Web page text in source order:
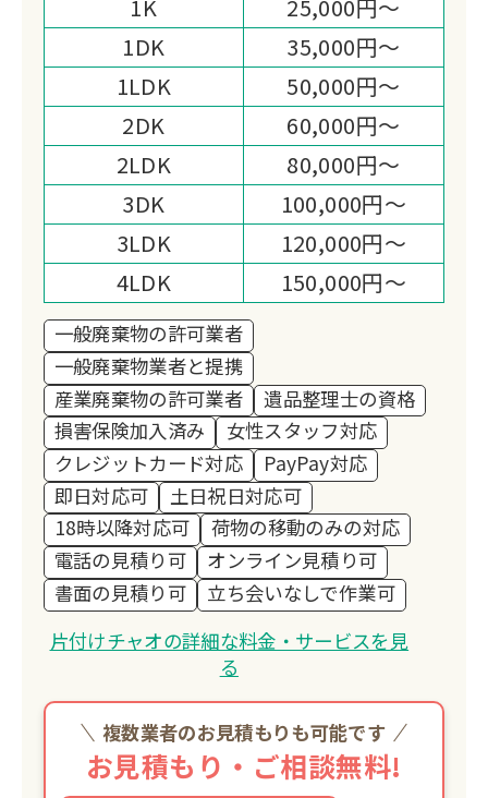
合でも全て対応いたします。
女性スタッフも在籍しております。
女性だからこそできる気配りや丁寧な作
業をいたしますので、どうぞお気軽にお
申し付けください。
また他社では買取り出来ない様なモノで
も高額にて買取り出来る場合がございま
すので何でもご相談ください！
1K
25,000円～
1DK
35,000円～
1LDK
50,000円～
2DK
60,000円～
2LDK
80,000円～
3DK
100,000円～
3LDK
120,000円～
4LDK
150,000円～
一般廃棄物の許可業者
一般廃棄物業者と提携
産業廃棄物の許可業者
遺品整理士の資格
損害保険加入済み
女性スタッフ対応
クレジットカード対応
PayPay対応
即日対応可
土日祝日対応可
18時以降対応可
荷物の移動のみの対応
電話の見積り可
オンライン見積り可
書面の見積り可
立ち会いなしで作業可
片付けチャオの詳細な料金・サービスを見
る
複数業者のお見積もりも可能です
お見積もり・ご相談無料!